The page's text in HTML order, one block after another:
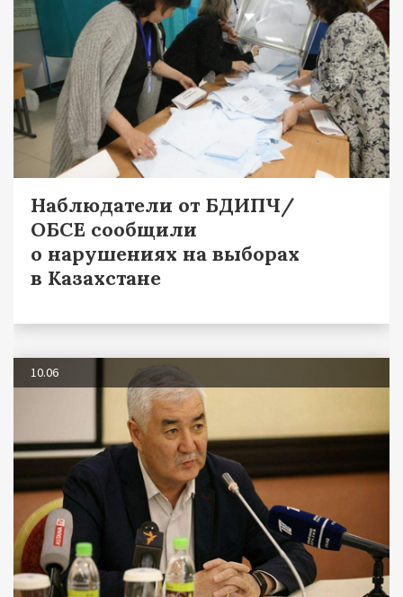
Наблюдатели от БДИПЧ/
ОБСЕ сообщили
о нарушениях на выборах
в Казахстане
10.06